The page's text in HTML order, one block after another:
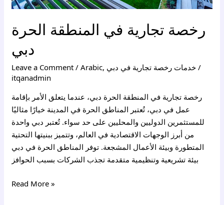
رخصة تجارية في المنطقة الحرة
دبي
Leave a Comment /Arabic, خدمات رخصة تجارية في دبي /
itqanadmin
رخصة تجارية في المنطقة الحرة دبي، عندما يتعلق الأمر بإقامة
عمل في دبي، تُعتبر المناطق الحرة في المدينة خيارًا مثاليًا
للمستثمرين الدوليين والمحليين على حد سواء. تُعتبر دبي واحدة
من أبرز الوجهات الاقتصادية في العالم، وتتميز ببنيتها التحتية
المتطورة وبيئة الأعمال المشجعة. توفر المناطق الحرة في دبي
بيئة تشريعية وتنظيمية متقدمة تجذب الشركات بسبب الحوافز
Read More »